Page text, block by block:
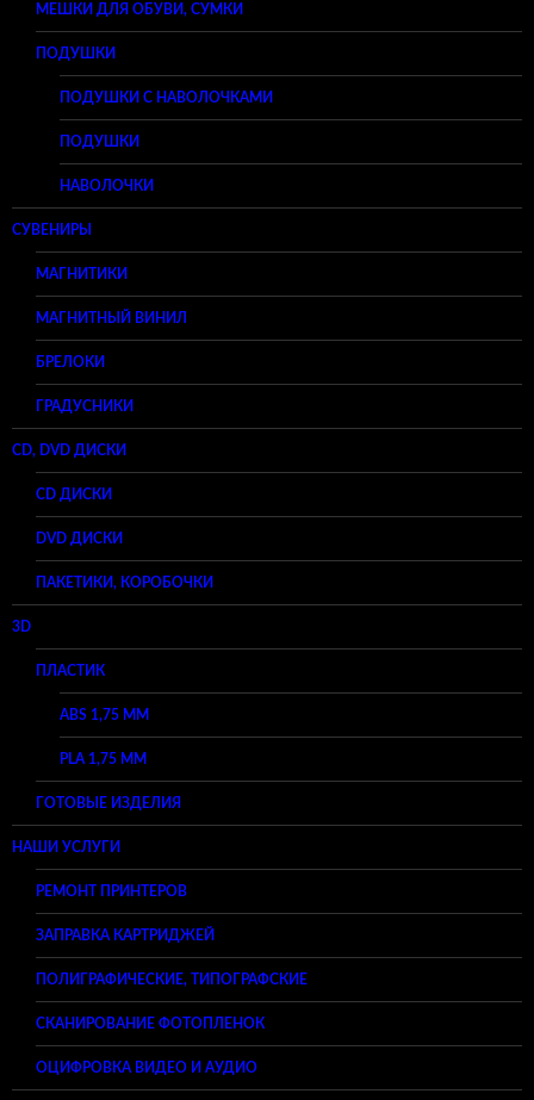
МЕШКИ ДЛЯ ОБУВИ, СУМКИ
ПОДУШКИ
ПОДУШКИ С НАВОЛОЧКАМИ
ПОДУШКИ
НАВОЛОЧКИ
СУВЕНИРЫ
МАГНИТИКИ
МАГНИТНЫЙ ВИНИЛ
БРЕЛОКИ
ГРАДУСНИКИ
CD, DVD ДИСКИ
CD ДИСКИ
DVD ДИСКИ
ПАКЕТИКИ, КОРОБОЧКИ
3D
ПЛАСТИК
ABS 1,75 ММ
PLA 1,75 ММ
ГОТОВЫЕ ИЗДЕЛИЯ
НАШИ УСЛУГИ
РЕМОНТ ПРИНТЕРОВ
ЗАПРАВКА КАРТРИДЖЕЙ
ПОЛИГРАФИЧЕСКИЕ, ТИПОГРАФСКИЕ
СКАНИРОВАНИЕ ФОТОПЛЕНОК
ОЦИФРОВКА ВИДЕО И АУДИО